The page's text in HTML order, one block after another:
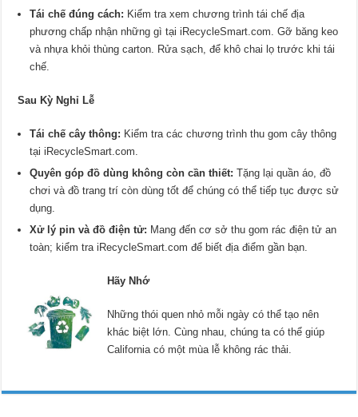
Tái chế đúng cách: Kiểm tra xem chương trình tái chế địa
phương chấp nhận những gì tại iRecycleSmart.com. Gỡ băng keo
và nhựa khỏi thùng carton. Rửa sạch, để khô chai lọ trước khi tái
chế.
Sau Kỳ Nghỉ Lễ
Tái chế cây thông: Kiểm tra các chương trình thu gom cây thông
tại iRecycleSmart.com.
Quyên góp đồ dùng không còn cần thiết: Tặng lại quần áo, đồ
chơi và đồ trang trí còn dùng tốt để chúng có thể tiếp tục được sử
dụng.
Xử lý pin và đồ điện tử: Mang đến cơ sở thu gom rác điện tử an
toàn; kiểm tra iRecycleSmart.com để biết địa điểm gần bạn.
Hãy Nhớ
Những thói quen nhỏ mỗi ngày có thể tạo nên
khác biệt lớn. Cùng nhau, chúng ta có thể giúp
California có một mùa lễ không rác thải.